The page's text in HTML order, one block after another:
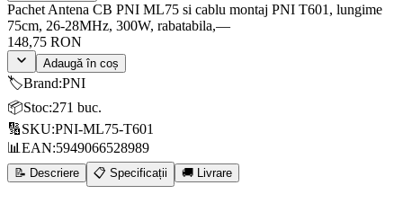
Pachet Antena CB PNI ML75 si cablu montaj PNI T601, lungime
75cm, 26-28MHz, 300W, rabatabila,—
148,75 RON
Adaugă în coș
🏷️Brand:PNI
📦Stoc:271 buc.
🔢SKU:PNI-ML75-T601
📊 EAN:5949066528989
📝 Descriere 📋 Specificații 🚚 Livrare